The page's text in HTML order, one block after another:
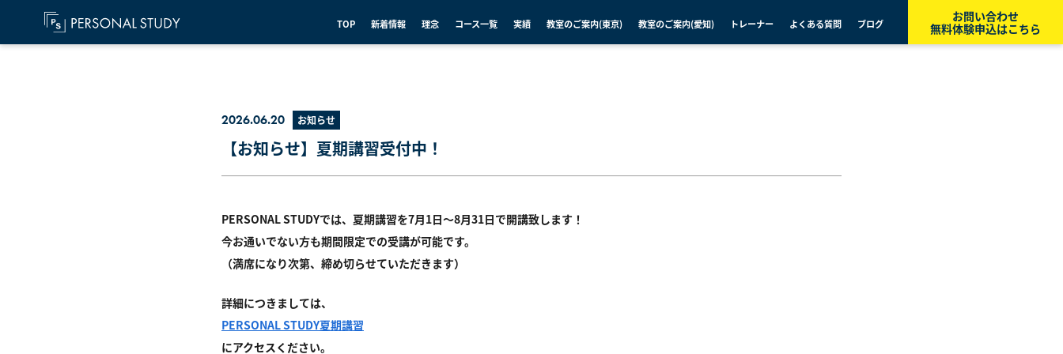
TOP 新着情報 理念 コース一覧 実績 教室のご案内(東京) 教室のご案内(愛知) トレーナー よくある質問 ブログ
お問い合わせ
無料体験申込はこちら
2026.06.20 お知らせ
【お知らせ】夏期講習受付中！
PERSONAL STUDYでは、夏期講習を7月1日～8月31日で開講致します！
今お通いでない方も期間限定での受講が可能です。
（満席になり次第、締め切らせていただきます）
詳細につきましては、
PERSONAL STUDY夏期講習
にアクセスください。